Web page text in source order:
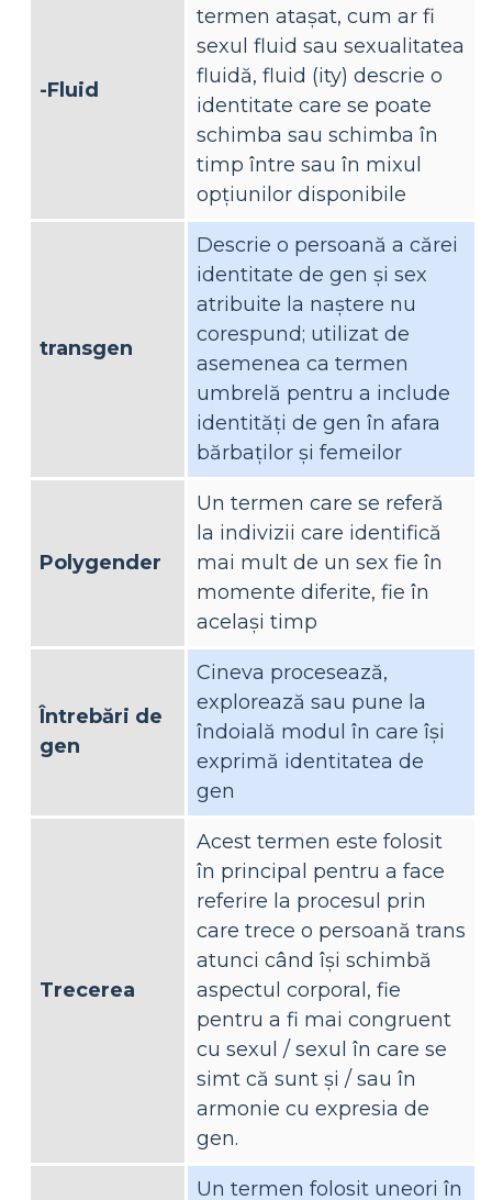
-Fluid
termen atașat, cum ar fi
sexul fluid sau sexualitatea
fluidă, fluid (ity) descrie o
identitate care se poate
schimba sau schimba în
timp între sau în mixul
opțiunilor disponibile
transgen
Descrie o persoană a cărei
identitate de gen și sex
atribuite la naștere nu
corespund; utilizat de
asemenea ca termen
umbrelă pentru a include
identități de gen în afara
bărbaților și femeilor
Polygender
Un termen care se referă
la indivizii care identifică
mai mult de un sex fie în
momente diferite, fie în
același timp
Întrebări de
gen
Cineva procesează,
explorează sau pune la
îndoială modul în care își
exprimă identitatea de
gen
Trecerea
Acest termen este folosit
în principal pentru a face
referire la procesul prin
care trece o persoană trans
atunci când își schimbă
aspectul corporal, fie
pentru a fi mai congruent
cu sexul / sexul în care se
simt că sunt și / sau în
armonie cu expresia de
gen.
Un termen folosit uneori în